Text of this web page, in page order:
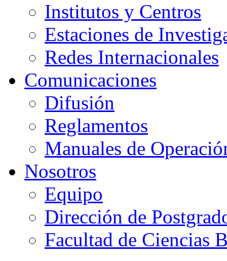
Institutos y Centros
Estaciones de
Redes Internacionales
Comunicaciones
Difusión
Reglamentos
Manuales de
Nosotros
Equipo
Dirección de
Facultad de Ciencias